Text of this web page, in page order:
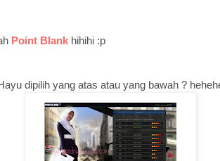
Point Blank hihihi :p
dipilih yang atas atau yang bawah ?